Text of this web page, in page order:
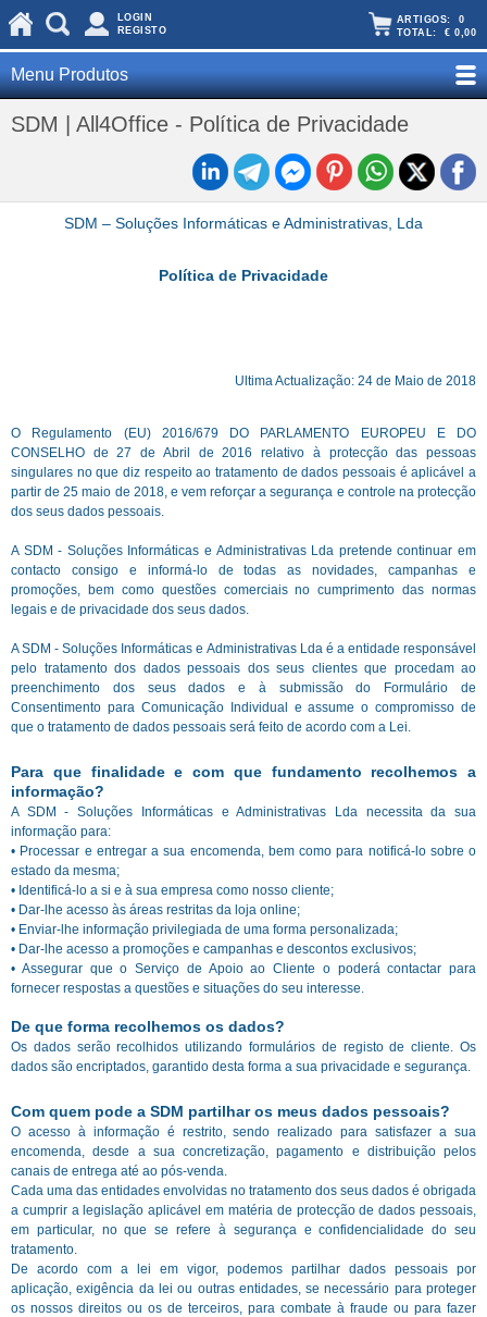
LOGIN
REGISTO
ARTIGOS: 0
TOTAL: € 0,00
Menu Produtos
SDM | All4Office - Política de Privacidade
SDM – Soluções Informáticas e Administrativas, Lda
Política de Privacidade
Ultima Actualização: 24 de Maio de 2018
O Regulamento (EU) 2016/679 DO PARLAMENTO EUROPEU E DO
CONSELHO de 27 de Abril de 2016 relativo à protecção das pessoas
singulares no que diz respeito ao tratamento de dados pessoais é aplicável a
partir de 25 maio de 2018, e vem reforçar a segurança e controle na protecção
dos seus dados pessoais.
A SDM - Soluções Informáticas e Administrativas Lda pretende continuar em
contacto consigo e informá-lo de todas as novidades, campanhas e
promoções, bem como questões comerciais no cumprimento das normas
legais e de privacidade dos seus dados.
A SDM - Soluções Informáticas e Administrativas Lda é a entidade responsável
pelo tratamento dos dados pessoais dos seus clientes que procedam ao
preenchimento dos seus dados e à submissão do Formulário de
Consentimento para Comunicação Individual e assume o compromisso de
que o tratamento de dados pessoais será feito de acordo com a Lei.
Para que finalidade e com que fundamento recolhemos a
informação?
A SDM - Soluções Informáticas e Administrativas Lda necessita da sua
informação para:
• Processar e entregar a sua encomenda, bem como para notificá-lo sobre o
estado da mesma;
• Identificá-lo a si e à sua empresa como nosso cliente;
• Dar-lhe acesso às áreas restritas da loja online;
• Enviar-lhe informação privilegiada de uma forma personalizada;
• Dar-lhe acesso a promoções e campanhas e descontos exclusivos;
• Assegurar que o Serviço de Apoio ao Cliente o poderá contactar para
fornecer respostas a questões e situações do seu interesse.
De que forma recolhemos os dados?
Os dados serão recolhidos utilizando formulários de registo de cliente. Os
dados são encriptados, garantido desta forma a sua privacidade e segurança.
Com quem pode a SDM partilhar os meus dados pessoais?
O acesso à informação é restrito, sendo realizado para satisfazer a sua
encomenda, desde a sua concretização, pagamento e distribuição pelos
canais de entrega até ao pós-venda.
Cada uma das entidades envolvidas no tratamento dos seus dados é obrigada
a cumprir a legislação aplicável em matéria de protecção de dados pessoais,
em particular, no que se refere à segurança e confidencialidade do seu
tratamento.
De acordo com a lei em vigor, podemos partilhar dados pessoais por
aplicação, exigência da lei ou outras entidades, se necessário para proteger
os nossos direitos ou os de terceiros, para combate à fraude ou para fazer